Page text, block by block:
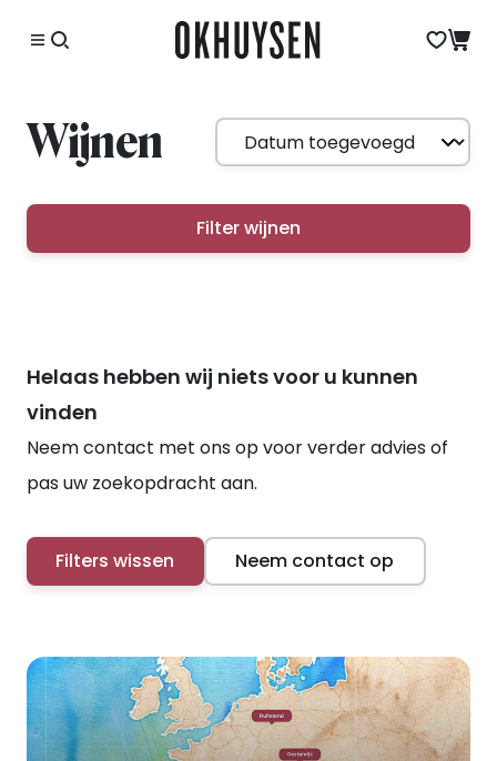
Wijnen
Filter wijnen
Helaas hebben wij niets voor u kunnen
vinden
Neem contact met ons op voor verder advies of
pas uw zoekopdracht aan.
Filters wissen Neem contact op